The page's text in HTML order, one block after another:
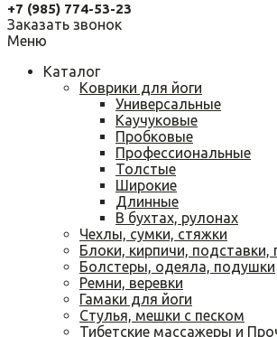
+7 (985) 774-53-23
Заказать звонок
Меню
Каталог
Коврики для йоги
Универсальные
Каучуковые
Пробковые
Профессиональные
Толстые
Широкие
Длинные
В бухтах, рулонах
Чехлы, сумки, стяжки
Блоки, кирпичи, подставки,
Болстеры, одеяла, подушки
Ремни, веревки
Гамаки для йоги
Cтулья, мешки с песком
Тибетские массажеры и